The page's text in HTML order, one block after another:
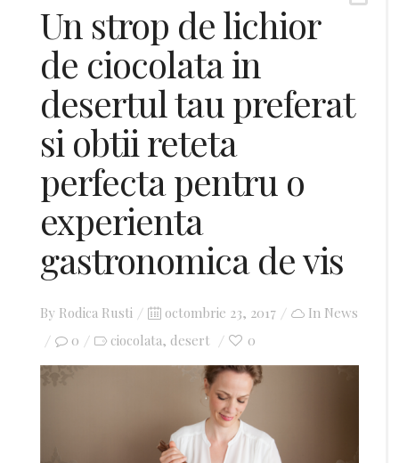
Un strop de lichior
de ciocolata in
desertul tau preferat
si obtii reteta
perfecta pentru o
experienta
gastronomica de vis
By Rodica Rusti
Posted
on
octombrie 23, 2017 In News
0
ciocolata, desert 0